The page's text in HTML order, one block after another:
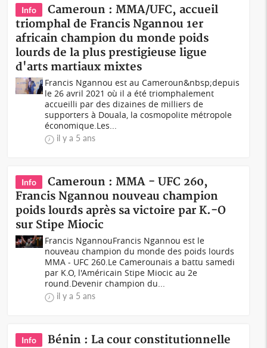
Info
Cameroun : MMA/UFC, accueil
triomphal de Francis Ngannou 1er
africain champion du monde poids
lourds de la plus prestigieuse ligue
d'arts martiaux mixtes
Francis Ngannou est au Cameroun&nbsp;depuis
le 26 avril 2021 où il a été triomphalement
accueilli par des dizaines de milliers de
supporters à Douala, la cosmopolite métropole
économique.Les...
il y a 5 ans
Info
Cameroun : MMA - UFC 260,
Francis Ngannou nouveau champion
poids lourds après sa victoire par K.-O
sur Stipe Miocic
Francis NgannouFrancis Ngannou est le
nouveau champion du monde des poids lourds
MMA - UFC 260.Le Camerounais a battu samedi
par K.O, l'Américain Stipe Miocic au 2e
round.Devenir champion du...
il y a 5 ans
Info
Bénin : La cour constitutionnelle